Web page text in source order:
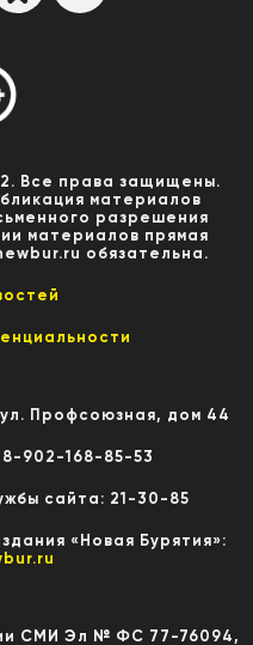
Все права защищены.
материалов
разрешения
материалов прямая
обязательна.
Профсоюзная, дом 44
902-168-85-53
сайта: 21-30-85
«Новая Бурятия»:
СМИ Эл № ФС 77-76094,